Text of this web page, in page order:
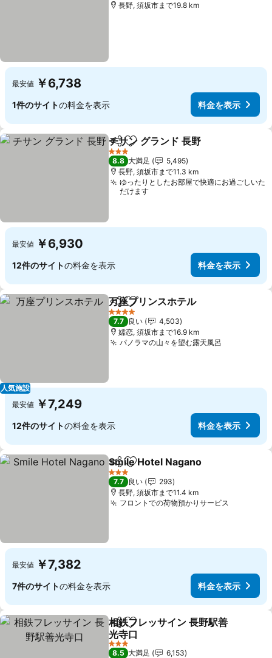
長野, 須坂市まで19.8 km
最安値 ￥6,738
1件のサイトの料金を表示 料金を表示
シェアお気に入りに追加
チサン グランド 長野
3 ホテルのランク
8.8 大満足
5,495
長野, 須坂市まで11.3 km
ゆったりとしたお部屋で快適にお過ごしいた
だけます
最安値 ￥6,930
12件のサイトの料金を表示 料金を表示
人気施設
シェアお気に入りに追加
万座プリンスホテル
4 ホテルのランク
7.7 良い
4,503
嬬恋, 須坂市まで16.9 km
パノラマの山々を望む露天風呂
最安値 ￥7,249
12件のサイトの料金を表示 料金を表示
シェアお気に入りに追加
Smile Hotel Nagano
3 ホテルのランク
7.7 良い
293
長野, 須坂市まで11.4 km
フロントでの荷物預かりサービス
最安値 ￥7,382
7件のサイトの料金を表示 料金を表示
シェアお気に入りに追加
相鉄フレッサイン 長野駅善
光寺口
料金を表示
3 ホテルのランク
8.5 大満足
6,153